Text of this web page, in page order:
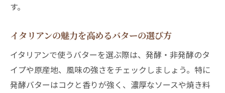
イタリアン料理で際立つヨーロッパ産バタ
ーの魅力
ヨーロッパバターと日本バターの違いを徹
底比較
す。
イタリアンの魅力を高めるバターの選び方
イタリアンで使うバターを選ぶ際は、発酵・非発酵のタ
イプや原産地、風味の強さをチェックしましょう。特に
発酵バターはコクと香りが強く、濃厚なソースや焼き料